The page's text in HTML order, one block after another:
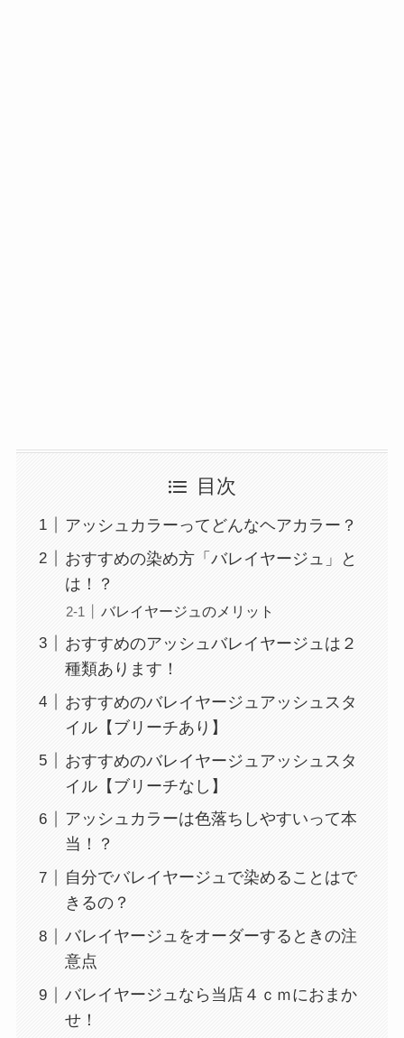
目次
アッシュカラーってどんなヘアカラー？
おすすめの染め方「バレイヤージュ」と
は！？
バレイヤージュのメリット
おすすめのアッシュバレイヤージュは２
種類あります！
おすすめのバレイヤージュアッシュスタ
イル【ブリーチあり】
おすすめのバレイヤージュアッシュスタ
イル【ブリーチなし】
アッシュカラーは色落ちしやすいって本
当！？
自分でバレイヤージュで染めることはで
きるの？
バレイヤージュをオーダーするときの注
意点
バレイヤージュなら当店４ｃｍにおまか
せ！